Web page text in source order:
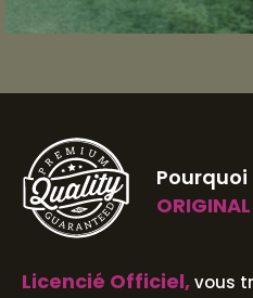
ORIGINAL
Licencié Officiel,vous